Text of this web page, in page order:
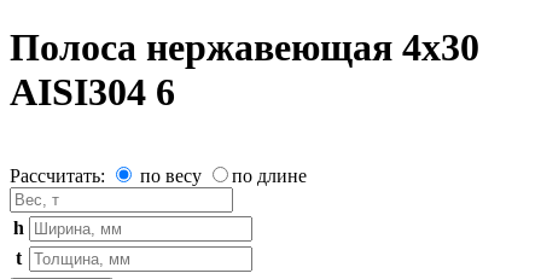
Полоса нержавеющая 4х30
AISI304 6
Рассчитать: по весу по длине
h
t